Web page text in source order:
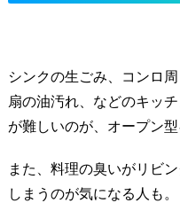
シンクの生ごみ、コンロ
扇の油汚れ、などのキッ
が難しいのが、オープン型
また、料理の臭いがリビ
しまうのが気になる人も。